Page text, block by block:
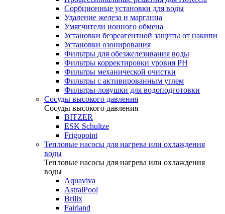
Сорбционные установки для воды
Удаление железа и марганца
Умягчители ионного обмена
Установки безреагентной защиты от накипи
Установки озонирования
Фильтры для обезжелезивания воды
Фильтры корректировки уровня PH
Фильтры механической очистки
Фильтры с активированным углем
Фильтры-ловушки для водоподготовки
Сосуды высокого давления
Сосуды высокого давления
BITZER
ESK Schultze
Frigopoint
Тепловые насосы для нагрева или охлаждения
воды
Тепловые насосы для нагрева или охлаждения
воды
Aquaviva
AstralPool
Brilix
Fairland